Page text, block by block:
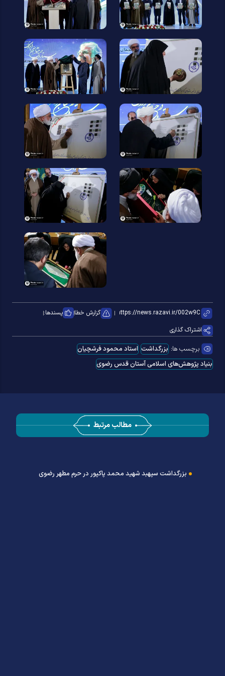
گزارش خطا
پسندها:
اشتراک گذاری
برچسب ها: بزرگداشت استاد محمود فرشچیان
بنیاد پژوهش‌های اسلامی آستان قدس رضوی
مطالب مرتبط
بزرگداشت سپهبد شهید محمد پاکپور در حرم مطهر رضوی